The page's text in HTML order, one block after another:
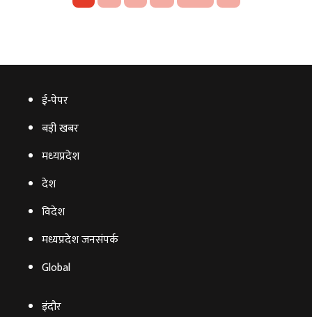
ई‑पेपर
बड़ी खबर
मध्‍यप्रदेश
देश
विदेश
मध्यप्रदेश जनसंपर्क
Global
इंदौर